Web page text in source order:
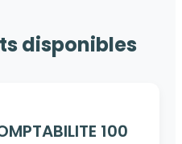
disponibles
100